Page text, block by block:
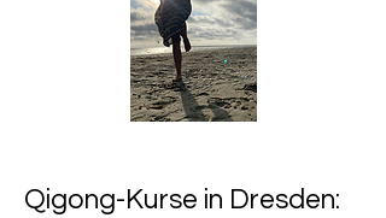
Qigong-Kurse in Dresden: